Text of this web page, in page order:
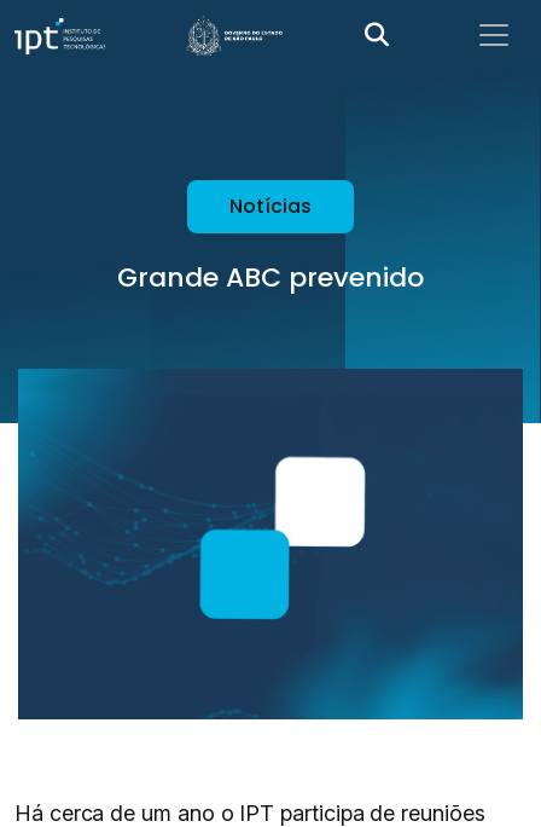
Notícias
Grande ABC prevenido
Há cerca de um ano o IPT participa de reuniões